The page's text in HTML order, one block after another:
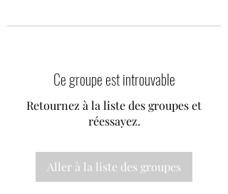
Ce groupe est introuvable
Retournez à la liste des groupes et
réessayez.
Aller à la liste des groupes